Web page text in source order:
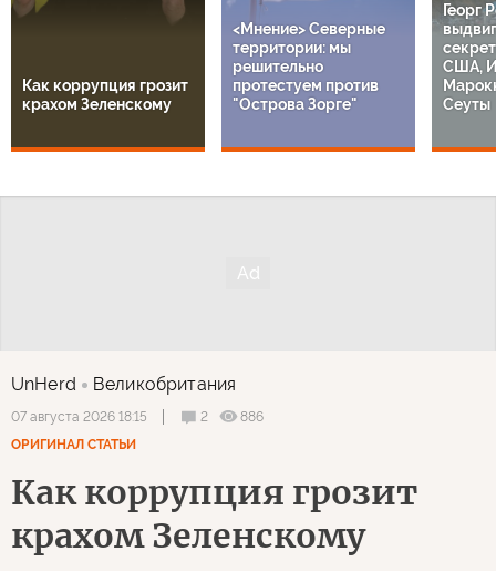
Как коррупция грозит
крахом Зеленскому
<Мнение> Северные
территории: мы
решительно
протестуем против
"Острова Зорге"
Георг
США,
Сеуты
UnHerd Великобритания
07 августа 2026 18:15 2
886
ОРИГИНАЛ СТАТЬИ
Как коррупция грозит
крахом Зеленскому